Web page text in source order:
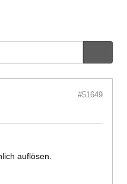
#51649
auflösen.